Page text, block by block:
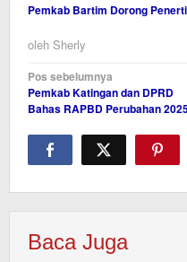
Pemkab Bartim Dorong
oleh Sherly
Navigasi
pos
Pos sebelumnya
Pemkab Katingan dan DPRD
Bahas RAPBD Perubahan
Baca Juga